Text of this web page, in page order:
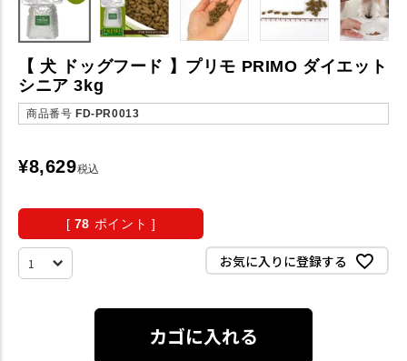
【 犬 ドッグフード 】プリモ PRIMO ダイエット
シニア 3kg
商品番号 FD-PR0013
¥8,629税込
[ 78 ポイント ]
お気に入りに登録する
カゴに入れる